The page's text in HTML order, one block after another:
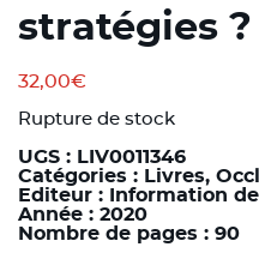
stratégies ?
32,00€
Rupture de stock
UGS : LIV0011346
Catégories : Livres,
Editeur :
Information
Année : 2020
Nombre de pages : 90